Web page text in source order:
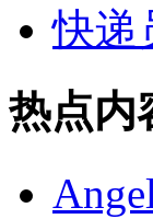
快递
热点内